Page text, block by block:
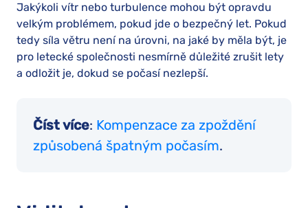
Jakýkoli vítr nebo turbulence mohou být opravdu
velkým problémem, pokud jde o bezpečný let. Pokud
tedy síla větru není na úrovni, na jaké by měla být, je
pro letecké společnosti nesmírně důležité zrušit lety
a odložit je, dokud se počasí nezlepší.
Číst více: Kompenzace za zpoždění
způsobená špatným počasím.